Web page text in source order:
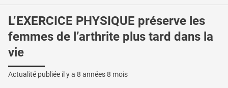
L’EXERCICE PHYSIQUE préserve les
femmes de l’arthrite plus tard dans la
vie
Actualité publiée il y a 8 années 8 mois